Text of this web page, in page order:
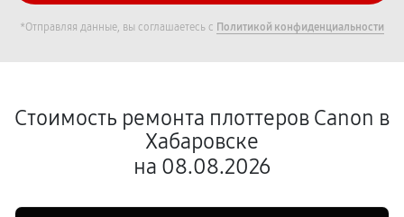
*Отправляя данные, вы соглашаетесь с Политикой конфиденциальности
Стоимость ремонта плоттеров Canon в
Хабаровске
на 08.08.2026